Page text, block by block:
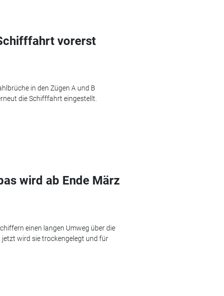
vorerst
in den Zügen A und B
die Schifffahrt eingestellt.
wird ab Ende März
einen langen Umweg über die
jetzt wird sie trockengelegt und für